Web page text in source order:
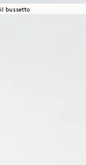
il bussetto